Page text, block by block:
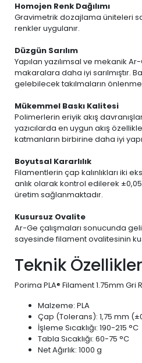
Homojen Renk Dağılımı
Gravimetrik dozajlama üniteleri
renkler uygulanır.
Düzgün Sarılım
Yapılan yazılımsal ve mekanik
makaralara daha iyi sarılmıştır.
gelebilecek takılmaların
Mükemmel Baskı Kalitesi
Polimerlerin eriyik akış
yazıcılarda en uygun akış
katmanların birbirine daha iyi
Boyutsal Kararlılık
Filamentlerin çap kalınlıkları iki
anlık olarak kontrol edilerek
üretim sağlanmaktadır.
Kusursuz Ovalite
Ar-Ge çalışmaları sonucunda
sayesinde filament ovalitesinin
Teknik Özellikler
Porima PLA® Filament 1.75mm Gri
Malzeme: PLA
Çap (Tolerans): 1,75 mm
İşleme Sıcaklığı: 190-215 °C
Tabla Sıcaklığı: 60-75 °C
Net Ağırlık: 1000 g